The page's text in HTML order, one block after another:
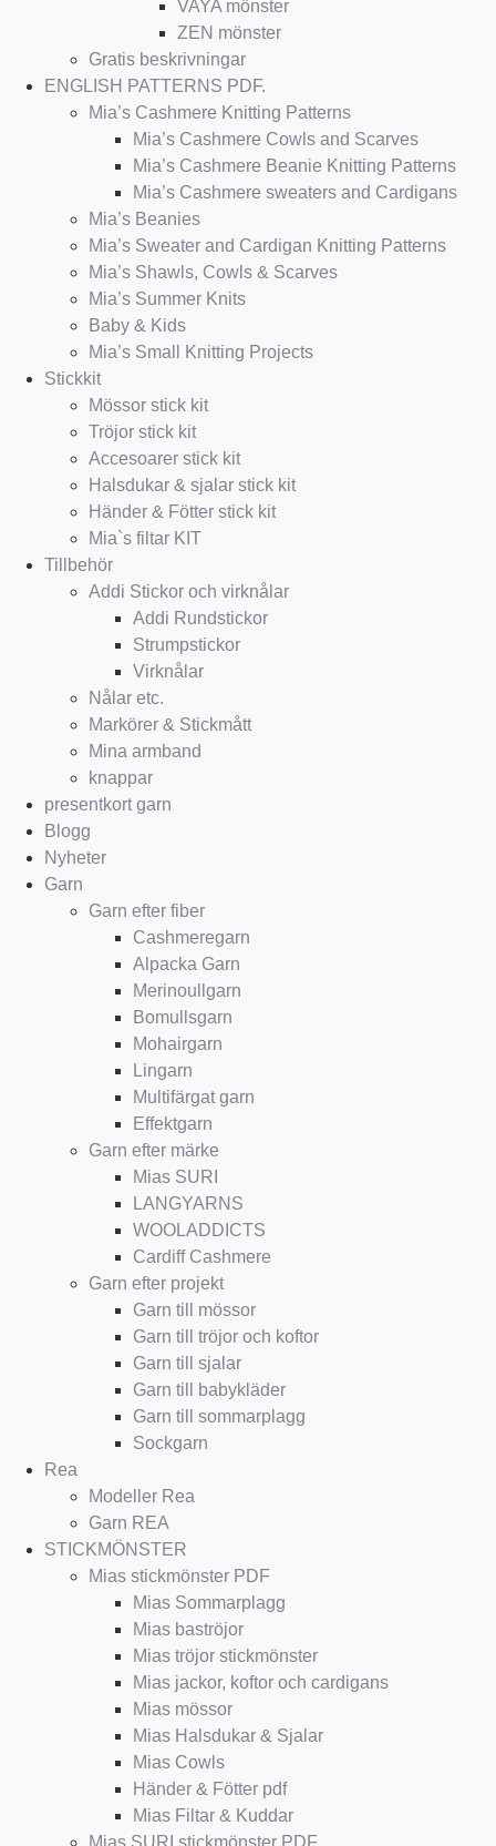
VAYA mönster
ZEN mönster
Gratis beskrivningar
ENGLISH PATTERNS PDF.
Mia’s Cashmere Knitting Patterns
Mia’s Cashmere Cowls and Scarves
Mia’s Cashmere Beanie Knitting Patterns
Mia’s Cashmere sweaters and Cardigans
Mia’s Beanies
Mia’s Sweater and Cardigan Knitting Patterns
Mia’s Shawls, Cowls & Scarves
Mia’s Summer Knits
Baby & Kids
Mia’s Small Knitting Projects
Stickkit
Mössor stick kit
Tröjor stick kit
Accesoarer stick kit
Halsdukar & sjalar stick kit
Händer & Fötter stick kit
Mia`s filtar KIT
Tillbehör
Addi Stickor och virknålar
Addi Rundstickor
Strumpstickor
Virknålar
Nålar etc.
Markörer & Stickmått
Mina armband
knappar
presentkort garn
Blogg
Nyheter
Garn
Garn efter fiber
Cashmeregarn
Alpacka Garn
Merinoullgarn
Bomullsgarn
Mohairgarn
Lingarn
Multifärgat garn
Effektgarn
Garn efter märke
Mias SURI
LANGYARNS
WOOLADDICTS
Cardiff Cashmere
Garn efter projekt
Garn till mössor
Garn till tröjor och koftor
Garn till sjalar
Garn till babykläder
Garn till sommarplagg
Sockgarn
Rea
Modeller Rea
Garn REA
STICKMÖNSTER
Mias stickmönster PDF
Mias Sommarplagg
Mias baströjor
Mias tröjor stickmönster
Mias jackor, koftor och cardigans
Mias mössor
Mias Halsdukar & Sjalar
Mias Cowls
Händer & Fötter pdf
Mias Filtar & Kuddar
Mias SURI stickmönster PDF